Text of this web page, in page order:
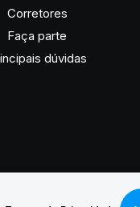
Rua
Corretores
Faça parte
dúvidas